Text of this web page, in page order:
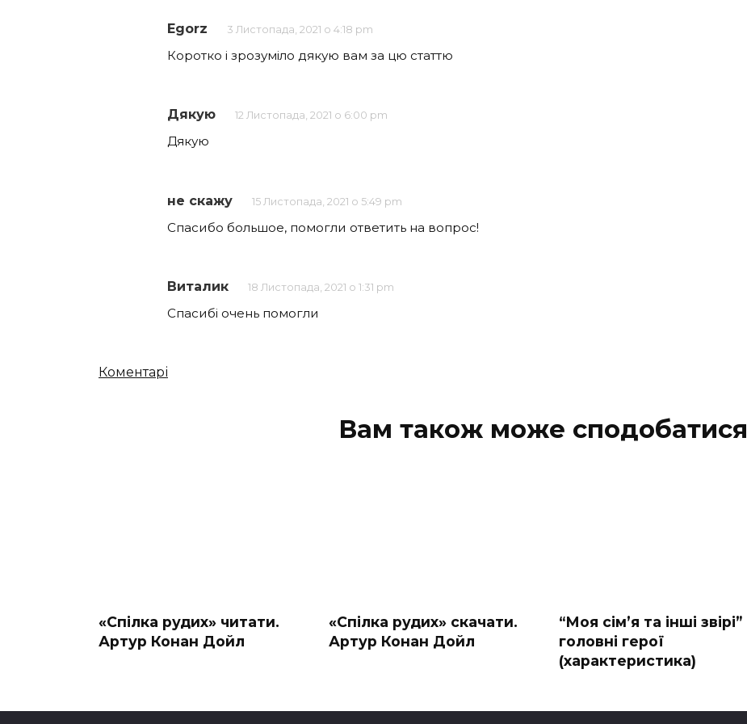
Egorz 3 Листопада, 2021 о 4:18 pm
Коротко і зрозуміло дякую вам за цю статтю
Дякую 12 Листопада, 2021 о 6:00 pm
Дякую
не скажу 15 Листопада, 2021 о 5:49 pm
Спасибо большое, помогли ответить на вопрос!
Виталик 18 Листопада, 2021 о 1:31 pm
Спасибі очень помогли
Кількість
Коментарі
Вам також може сподобатися
«Спілка рудих» читати.
Артур Конан Дойл
«Спілка рудих» скачати.
Артур Конан Дойл
“Моя сімʼя та інші звірі”
головні герої
(характеристика)